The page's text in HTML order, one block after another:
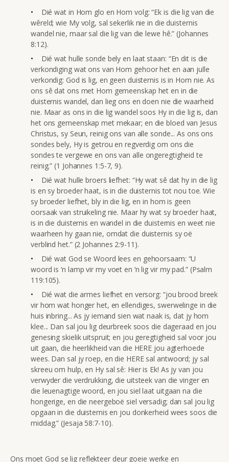
Dié wat in Hom glo en Hom volg: “Ek is die lig van die
wêreld; wie My volg, sal sekerlik nie in die duisternis
wandel nie, maar sal die lig van die lewe hê.” (Johannes
8:12).
Dié wat hulle sonde bely en laat staan: “En dit is die
verkondiging wat ons van Hom gehoor het en aan julle
verkondig: God is lig, en geen duisternis is in Hom nie. As
ons sê dat ons met Hom gemeenskap het en in die
duisternis wandel, dan lieg ons en doen nie die waarheid
nie. Maar as ons in die lig wandel soos Hy in die lig is, dan
het ons gemeenskap met mekaar; en die bloed van Jesus
Christus, sy Seun, reinig ons van alle sonde... As ons ons
sondes bely, Hy is getrou en regverdig om ons die
sondes te vergewe en ons van alle ongeregtigheid te
reinig.” (1 Johannes 1:5-7, 9).
Dié wat hulle broers liefhet: “Hy wat sê dat hy in die lig
is en sy broeder haat, is in die duisternis tot nou toe. Wie
sy broeder liefhet, bly in die lig, en in hom is geen
oorsaak van struikeling nie. Maar hy wat sy broeder haat,
is in die duisternis en wandel in die duisternis en weet nie
waarheen hy gaan nie, omdat die duisternis sy oë
verblind het.” (2 Johannes 2:9-11).
Dié wat God se Woord lees en gehoorsaam: “U
woord is ‘n lamp vir my voet en ‘n lig vir my pad.” (Psalm
119:105).
Dié wat die armes liefhet en versorg: “jou brood breek
vir hom wat honger het, en ellendiges, swerwelinge in die
huis inbring... As jy iemand sien wat naak is, dat jy hom
klee... Dan sal jou lig deurbreek soos die dageraad en jou
genesing skielik uitspruit; en jou geregtigheid sal voor jou
uit gaan, die heerlikheid van die HERE jou agterhoede
wees. Dan sal jy roep, en die HERE sal antwoord; jy sal
skreeu om hulp, en Hy sal sê: Hier is Ek! As jy van jou
verwyder die verdrukking, die uitsteek van die vinger en
die leuenagtige woord, en jou siel laat uitgaan na die
hongerige, en die neergeboë siel versadig; dan sal jou lig
opgaan in die duisternis en jou donkerheid wees soos die
middag.” (Jesaja 58:7-10).
Ons moet God se lig reflekteer deur goeie werke en